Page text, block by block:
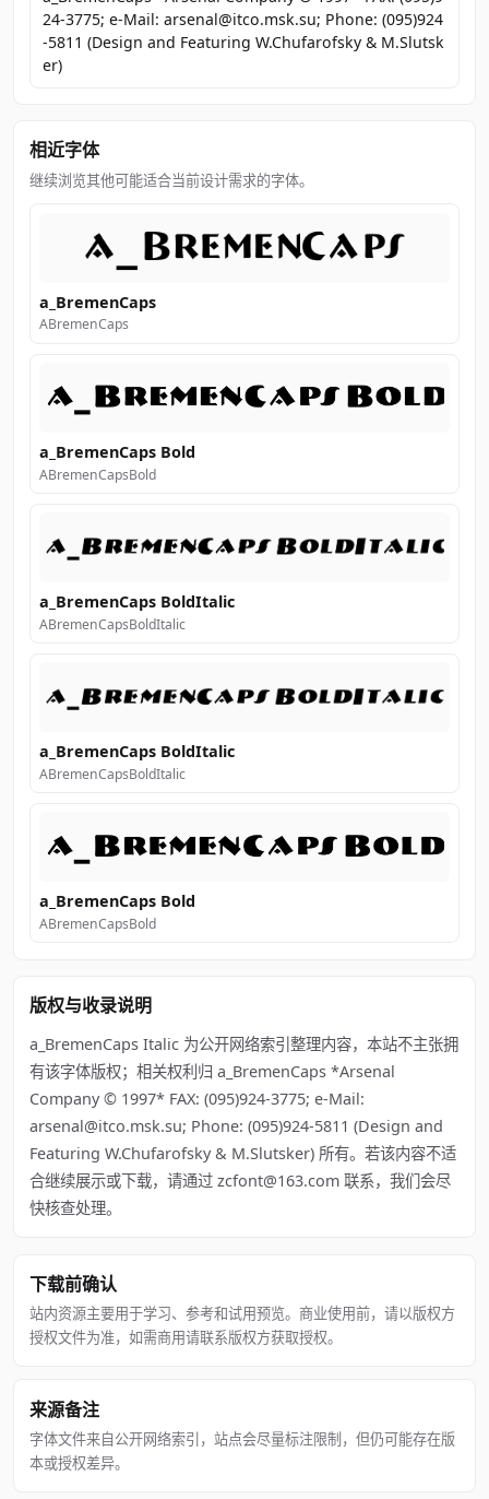
24-3775; e-Mail: arsenal@itco.msk.su; Phone: (095)924
-5811 (Design and Featuring W.Chufarofsky & M.Slutsk
er)
相近字体
继续浏览其他可能适合当前设计需求的字体。
a_BremenCaps
ABremenCaps
a_BremenCaps Bold
ABremenCapsBold
a_BremenCaps BoldItalic
ABremenCapsBoldItalic
a_BremenCaps BoldItalic
ABremenCapsBoldItalic
a_BremenCaps Bold
ABremenCapsBold
版权与收录说明
a_BremenCaps Italic 为公开网络索引整理内容，本站不主张拥
有该字体版权；相关权利归 a_BremenCaps *Arsenal
Company © 1997* FAX: (095)924-3775; e-Mail:
arsenal@itco.msk.su; Phone: (095)924-5811 (Design and
Featuring W.Chufarofsky & M.Slutsker) 所有。若该内容不适
合继续展示或下载，请通过 zcfont@163.com 联系，我们会尽
快核查处理。
下载前确认
站内资源主要用于学习、参考和试用预览。商业使用前，请以版权方
授权文件为准，如需商用请联系版权方获取授权。
来源备注
字体文件来自公开网络索引，站点会尽量标注限制，但仍可能存在版
本或授权差异。